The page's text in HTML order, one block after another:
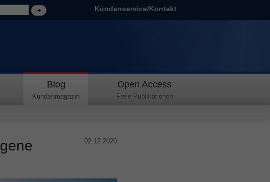
Kundenservice/Kontakt
Blog
Kundenmagazin
Open Access
Freie Publikationen
02.12.2020